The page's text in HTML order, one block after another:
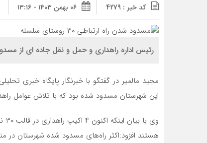
کد خبر : 4279 ۰۶ بهمن ۱۴۰۳ - ۱۳:۱۶
رئیس اداره راهداری و حمل و نقل جاده ای از مسدود شدن راه ارتباطی ۳۰
این شهرستان مسدود شده بود که با تلاش عوامل
هستند افزود:اکثر راه‌های مسدود شده شهرستان در